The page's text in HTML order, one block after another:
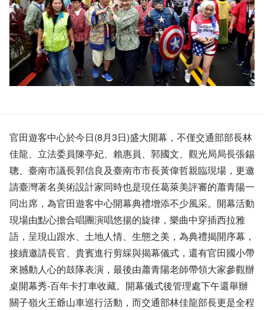
官田遊客中心於今日(8月3日)盛大開幕，不僅交通部部長林
佳龍、立法委員陳亭妃、賴惠員、郭國文、觀光局局長張錫
聰、臺南市議長郭信良及臺南市市長黃偉哲親臨現場，更邀
請臺灣著名美術設計家同時也是現任葛萊美評審的蕭青陽一
同出席，為官田遊客中心開幕典禮增添不少風采。開幕活動
現場由點心擔合唱團演唱悠揚的旋律，樂曲中穿插西拉雅
語，呈現山跟水、土地人情、生態之美，為典禮揭開序幕，
接續邀請長官、貴賓進行剪綵與揭幕儀式，還有官田國小帶
來撼動人心的鼓隊表演，最後由蕭青陽老師帶領大家參觀辦
桌開幕秀-百年卡打車收藏。開幕儀式後管理處下午還舉辦
關子嶺火王爺山車巡行活動，而交通部林佳龍部長更是全程